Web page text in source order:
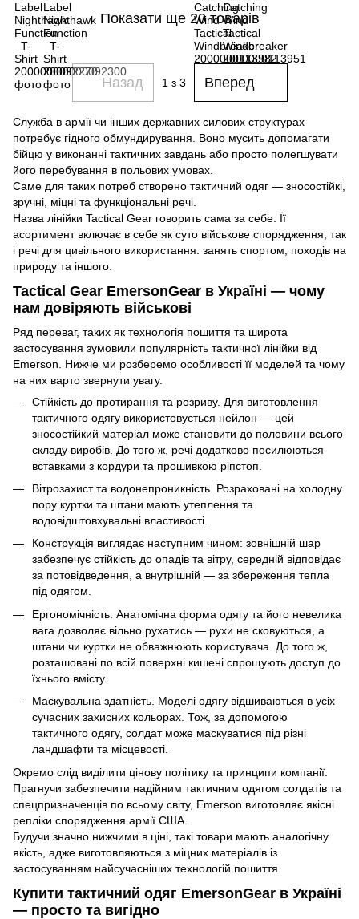
Служба в армії чи інших державних силових структурах
потребує гідного обмундирування. Воно мусить допомагати
бійцю у виконанні тактичних завдань або просто полегшувати
його перебування в польових умовах.
Саме для таких потреб створено тактичний одяг — зносостійкі,
зручні, міцні та функціональні речі.
Назва лінійки Tactical Gear говорить сама за себе. Її
асортимент включає в себе як суто військове спорядження, так
і речі для цивільного використання: занять спортом, походів на
природу та іншого.
Tactical Gear EmersonGear в Україні — чому
нам довіряють військові
Ряд переваг, таких як технологія пошиття та широта
застосування зумовили популярність тактичної лінійки від
Emerson. Нижче ми розберемо особливості її моделей та чому
на них варто звернути увагу.
Стійкість до протирання та розриву. Для виготовлення
тактичного одягу використовується нейлон — цей
зносостійкий матеріал може становити до половини всього
складу виробів. До того ж, речі додатково посилюються
вставками з кордури та прошивкою ріпстоп.
Вітрозахист та водонепроникність. Розраховані на холодну
пору куртки та штани мають утеплення та
водовідштовхувальні властивості.
Конструкція виглядає наступним чином: зовнішній шар
забезпечує стійкість до опадів та вітру, середній відповідає
за потовідведення, а внутрішній — за збереження тепла
під одягом.
Ергономічність. Анатомічна форма одягу та його невелика
вага дозволяє вільно рухатись — рухи не сковуються, а
штани чи куртки не обважнюють користувача. До того ж,
розташовані по всій поверхні кишені спрощують доступ до
їхнього вмісту.
Маскувальна здатність. Моделі одягу відшиваються в усіх
сучасних захисних кольорах. Тож, за допомогою
тактичного одягу, солдат може маскуватися під різні
ландшафти та місцевості.
Окремо слід виділити цінову політику та принципи компанії.
Прагнучи забезпечити надійним тактичним одягом солдатів та
спецпризначенців по всьому світу, Emerson виготовляє якісні
репліки спорядження армії США.
Будучи значно нижчими в ціні, такі товари мають аналогічну
якість, адже виготовляються з міцних матеріалів із
застосуванням найсучасніших технологій пошиття.
Купити тактичний одяг EmersonGear в Україні
— просто та вигідно
Показати ще 20 товарів
Назад 1 з 3 Вперед